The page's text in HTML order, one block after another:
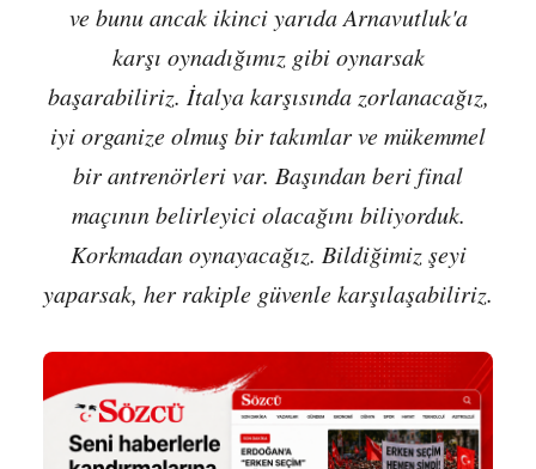
ve bunu ancak ikinci yarıda Arnavutluk'a
karşı oynadığımız gibi oynarsak
başarabiliriz. İtalya karşısında zorlanacağız,
iyi organize olmuş bir takımlar ve mükemmel
bir antrenörleri var. Başından beri final
maçının belirleyici olacağını biliyorduk.
Korkmadan oynayacağız. Bildiğimiz şeyi
yaparsak, her rakiple güvenle karşılaşabiliriz.